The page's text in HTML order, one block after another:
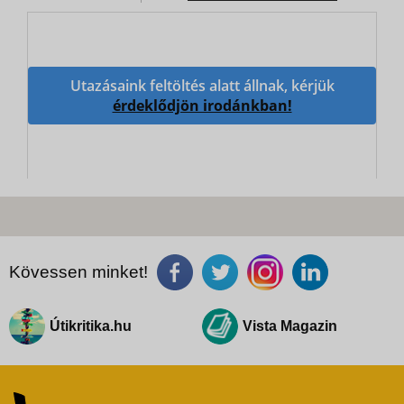
Utazásaink feltöltés alatt állnak, kérjük
érdeklődjön irodánkban!
Kövessen minket!
Útikritika.hu Vista Magazin